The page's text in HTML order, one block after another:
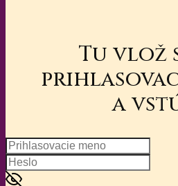
Tu vlož
a